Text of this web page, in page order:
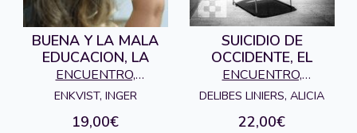
BUENA Y LA MALA
EDUCACION, LA
ENCUENTRO,
EDICIONES
ENKVIST, INGER
19,00€
SUICIDIO DE
OCCIDENTE, EL
ENCUENTRO,
EDICIONES
DELIBES LINIERS, ALICIA
22,00€